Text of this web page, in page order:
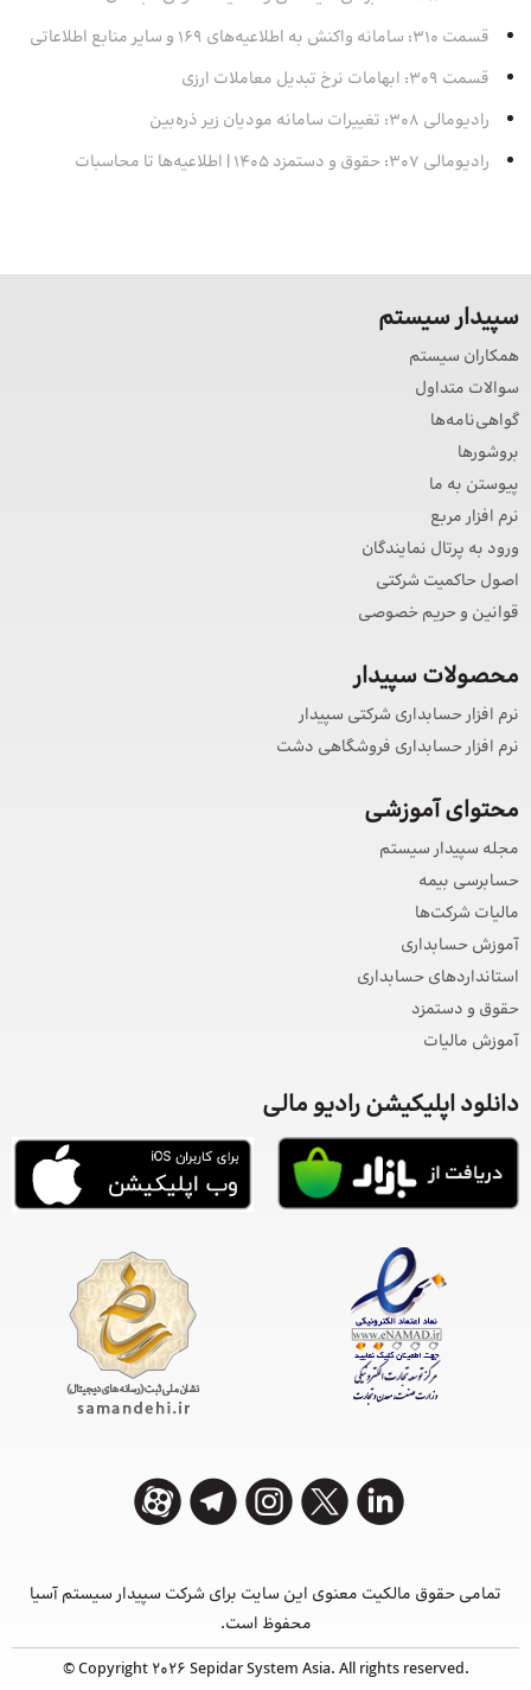
قسمت 310: سامانه واکنش به اطلاعیه‌های 169 و سایر منابع اطلاعاتی
قسمت 309: ابهامات نرخ تبدیل معاملات ارزی
رادیومالی 308: تغییرات سامانه مودیان زیر ذره‌بین
رادیومالی 307: حقوق و دستمزد 1405 | اطلاعیه‌ها تا محاسبات
سپیدار سیستم
همکاران سیستم
سوالات متداول
گواهی‌نامه‌ها
بروشورها
پیوستن به ما
نرم افزار مربع
ورود به پرتال نمایندگان
اصول حاکمیت شرکتی
قوانین و حریم خصوصی
محصولات سپیدار
نرم افزار حسابداری شرکتی سپیدار
نرم افزار حسابداری فروشگاهی دشت
محتوای آموزشی
مجله سپیدار سیستم
حسابرسی بیمه
مالیات شرکت‌ها
آموزش حسابداری
استانداردهای حسابداری
حقوق و دستمزد
آموزش مالیات
دانلود اپلیکیشن رادیو مالی
تمامی حقوق مالکیت معنوی این ‌سایت برای شرکت سپیدار سیستم آسیا
محفوظ است.
© Copyright 2026 Sepidar System Asia. All rights reserved.